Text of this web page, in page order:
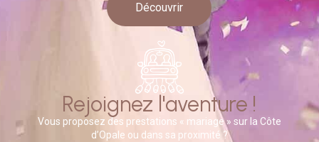
Découvrir
Rejoignez l'aventure !
Vous proposez des prestations « mariage » sur la Côte
d’Opale ou dans sa proximité ?